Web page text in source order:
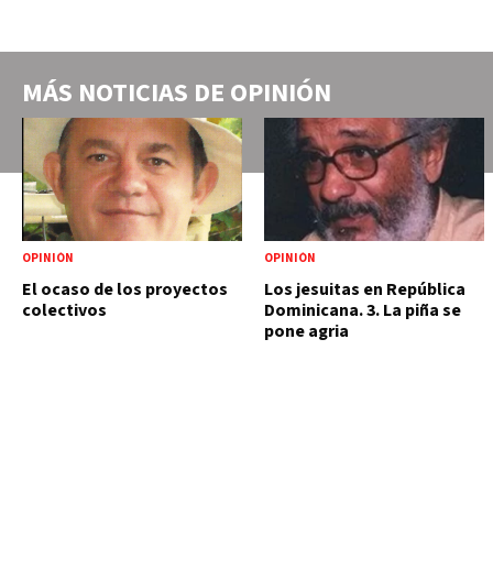
MÁS NOTICIAS DE OPINIÓN
OPINIÓN
El ocaso de los proyectos
colectivos
OPINIÓN
Los jesuitas en República
Dominicana. 3. La piña se
pone agria